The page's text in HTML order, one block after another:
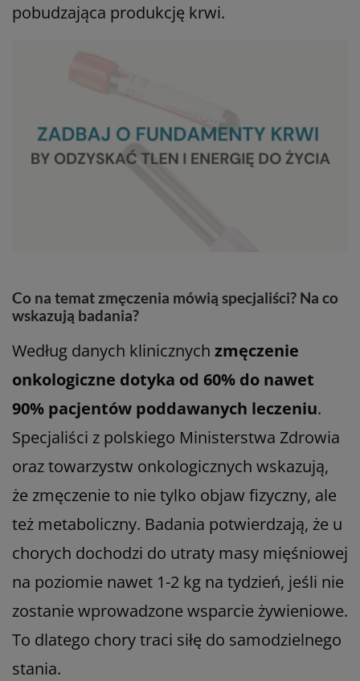
pobudzająca produkcję krwi.
Co na temat zmęczenia mówią specjaliści? Na co
wskazują badania?
Według danych klinicznych zmęczenie
onkologiczne dotyka od 60% do nawet
90% pacjentów poddawanych leczeniu.
Specjaliści z polskiego Ministerstwa Zdrowia
oraz towarzystw onkologicznych wskazują,
że zmęczenie to nie tylko objaw fizyczny, ale
też metaboliczny. Badania potwierdzają, że u
chorych dochodzi do utraty masy mięśniowej
na poziomie nawet 1-2 kg na tydzień, jeśli nie
zostanie wprowadzone wsparcie żywieniowe.
To dlatego chory traci siłę do samodzielnego
stania.